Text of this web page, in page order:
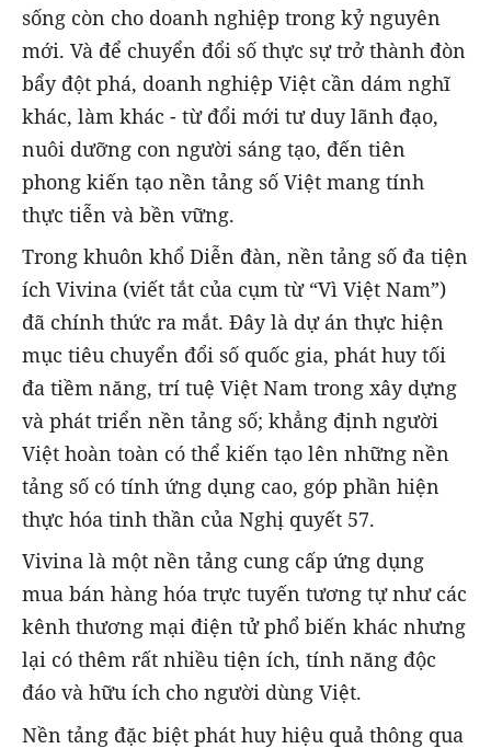
sống còn cho doanh nghiệp trong kỷ nguyên
mới. Và để chuyển đổi số thực sự trở thành đòn
bẩy đột phá, doanh nghiệp Việt cần dám nghĩ
khác, làm khác - từ đổi mới tư duy lãnh đạo,
nuôi dưỡng con người sáng tạo, đến tiên
phong kiến tạo nền tảng số Việt mang tính
thực tiễn và bền vững.
Trong khuôn khổ Diễn đàn, nền tảng số đa tiện
ích Vivina (viết tắt của cụm từ “Vì Việt Nam”)
đã chính thức ra mắt. Đây là dự án thực hiện
mục tiêu chuyển đổi số quốc gia, phát huy tối
đa tiềm năng, trí tuệ Việt Nam trong xây dựng
và phát triển nền tảng số; khẳng định người
Việt hoàn toàn có thể kiến tạo lên những nền
tảng số có tính ứng dụng cao, góp phần hiện
thực hóa tinh thần của Nghị quyết 57.
Vivina là một nền tảng cung cấp ứng dụng
mua bán hàng hóa trực tuyến tương tự như các
kênh thương mại điện tử phổ biến khác nhưng
lại có thêm rất nhiều tiện ích, tính năng độc
đáo và hữu ích cho người dùng Việt.
Nền tảng đặc biệt phát huy hiệu quả thông qua